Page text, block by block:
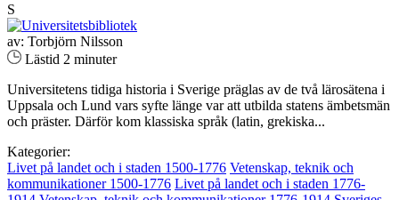
S
av: Torbjörn Nilsson
Lästid 2 minuter
Universitetens tidiga historia i Sverige präglas av de två lärosätena i
Uppsala och Lund vars syfte länge var att utbilda statens ämbetsmän
och präster. Därför kom klassiska språk (latin, grekiska...
Kategorier:
Livet på landet och i staden 1500-1776 Vetenskap, teknik och
kommunikationer 1500-1776 Livet på landet och i staden 1776-